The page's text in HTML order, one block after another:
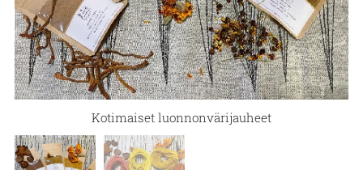
Kotimaiset luonnonvärijauheet
Väriä metsästä ja puutarhasta